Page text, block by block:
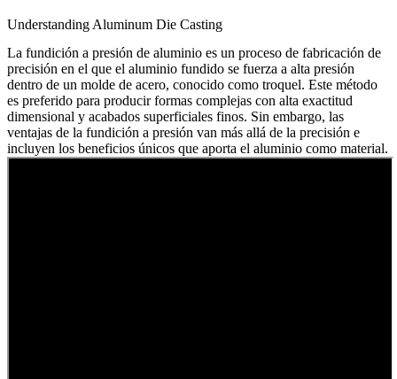
Understanding Aluminum Die Casting
La fundición a presión de aluminio es un proceso de fabricación de
precisión en el que el aluminio fundido se fuerza a alta presión
dentro de un molde de acero, conocido como troquel. Este método
es preferido para producir formas complejas con alta exactitud
dimensional y acabados superficiales finos. Sin embargo, las
ventajas de la fundición a presión van más allá de la precisión e
incluyen los beneficios únicos que aporta el aluminio como material.